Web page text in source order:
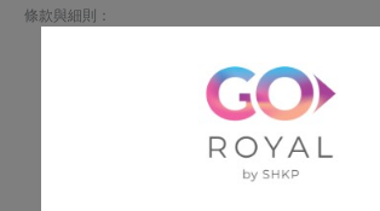
生
條款與細則：
如有任何查詢，請致電帝京酒店 (2622 6161
不可與其他優惠同時使用
不可補發、更換或購買其他產品。
訂單詳情將會透過電話或電郵確認。
訂單一經確認，不可更改、取消或退款。